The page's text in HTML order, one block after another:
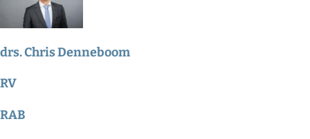
drs. Chris Denneboom
RV
RAB